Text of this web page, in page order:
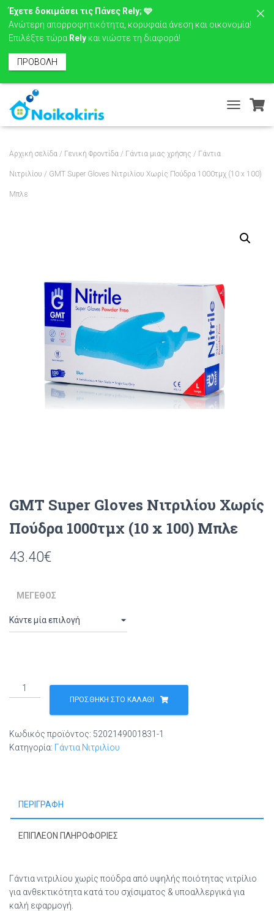
O
E
Αρχική σελίδα / Γενική Φροντίδα / Γάντια μιας χρήσης / Γάντια
Νιτριλίου / GMT Super Gloves Νιτριλίου Χωρίς Πούδρα 1000τμχ (10 x 100)
Μπλε
GMT Super Gloves Νιτριλίου Χωρίς
Πούδρα 1000τμχ (10 x 100) Μπλε
43.40€
ΜΈΓΕΘΟΣ
GMT
Super
Χωρίς
Πούδρα
100)
Μπλε
ποσότητα
ΠΡΟΣΘΉΚΗ ΣΤΟ ΚΑΛΆΘΙ
Κωδικός προϊόντος: 5202149001831-1
Κατηγορία: Γάντια Νιτριλίου
ΠΕΡΙΓΡΑΦΉ
ΕΠΙΠΛΈΟΝ ΠΛΗΡΟΦΟΡΊΕΣ
Γάντια νιτριλίου χωρίς πούδρα από υψηλής ποιότητας νιτρίλιο
για ανθεκτικότητα κατά του σχίσιματος & υποαλλεργικά για
καλή εφαρμογή.
Έχετε δοκιμάσει τις Πάνες Rely; 🩵
Ανώτερη απορροφητικότητα, κορυφαία άνεση και οικονομία!
Επιλέξτε τώρα Rely και νιώστε τη διαφορά!
ΠΡΟΒΟΛΗ